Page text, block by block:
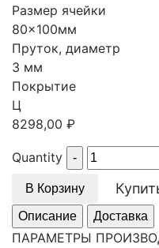
Размер ячейки
80x100мм
Пруток, диаметр
3 мм
Покрытие
Ц
8298,00 ₽
Quantity
В Корзину
Описание Доставка
ПАРАМЕТРЫ